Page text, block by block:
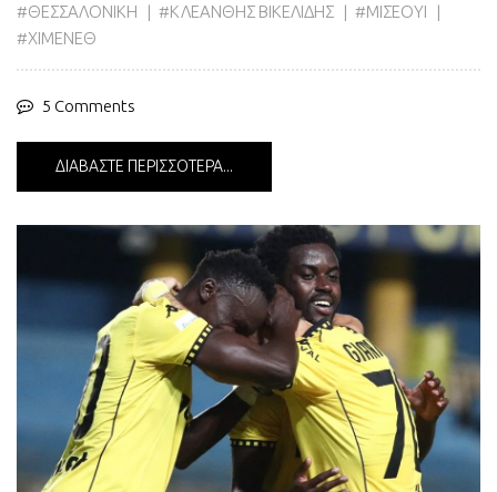
ΘΕΣΣΑΛΟΝΙΚΗ
ΚΛΕΑΝΘΗΣ ΒΙΚΕΛΙΔΗΣ
ΜΙΣΕΟΥΙ
ΧΙΜΕΝΕΘ
5 Comments
ΔΙΑΒΆΣΤΕ ΠΕΡΙΣΣΌΤΕΡΑ...